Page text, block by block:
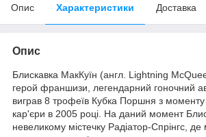
Опис Характеристики Доставка
Опис
Блискавка МакКуїн (англ. Lightning
герой франшизи, легендарний гоночний
виграв 8 трофеїв Кубка Поршня з моменту
кар'єри в 2005 році. На даний момент
невеликому містечку Радіатор-Спрінгс,